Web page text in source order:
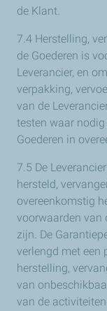
de Klant.
7.4 Herstelling,
de Goederen is
Leverancier, en
verpakking,
van de
testen waar
Goederen in
7.5 De
hersteld,
overeenkomstig
voorwaarden van
zijn. De
verlengd met een
herstelling,
van
van de